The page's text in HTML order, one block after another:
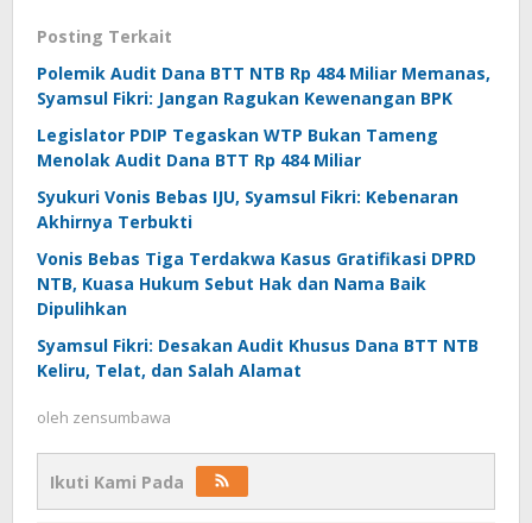
Posting Terkait
Polemik Audit Dana BTT NTB Rp 484 Miliar Memanas,
Syamsul Fikri: Jangan Ragukan Kewenangan BPK
Legislator PDIP Tegaskan WTP Bukan Tameng
Menolak Audit Dana BTT Rp 484 Miliar
Syukuri Vonis Bebas IJU, Syamsul Fikri: Kebenaran
Akhirnya Terbukti
Vonis Bebas Tiga Terdakwa Kasus Gratifikasi DPRD
NTB, Kuasa Hukum Sebut Hak dan Nama Baik
Dipulihkan
Syamsul Fikri: Desakan Audit Khusus Dana BTT NTB
Keliru, Telat, dan Salah Alamat
oleh zensumbawa
Ikuti Kami Pada